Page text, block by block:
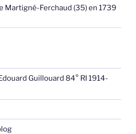
Martigné-Ferchaud (35) en 1739
Guillouard 84° RI 1914-